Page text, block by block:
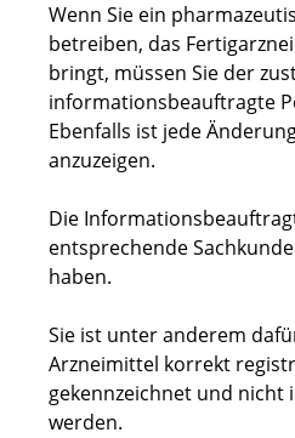
Wenn Sie ein
betreiben, das
bringt, müssen Sie der
informationsbeauftragte
Ebenfalls ist jede
anzuzeigen.
Die
entsprechende
haben.
Sie ist unter anderem
Arzneimittel korrekt
gekennzeichnet und
werden.